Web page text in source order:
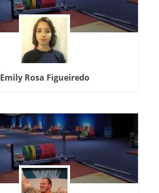
Emily Rosa Figueiredo